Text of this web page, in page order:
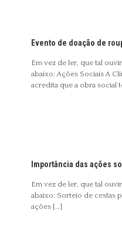
Evento de doação de
Em vez de ler, que tal
abaixo: Ações Sociais A
acredita que a obra social
Importância das ações
Em vez de ler, que tal
abaixo: Sorteio de cestas
ações […]